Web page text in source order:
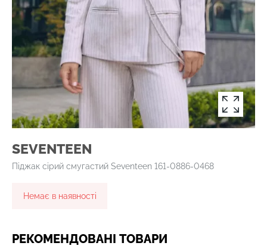
SEVENTEEN
Піджак сірий смугастий Seventeen 161-0886-0468
Немає в наявності
РЕКОМЕНДОВАНІ ТОВАРИ